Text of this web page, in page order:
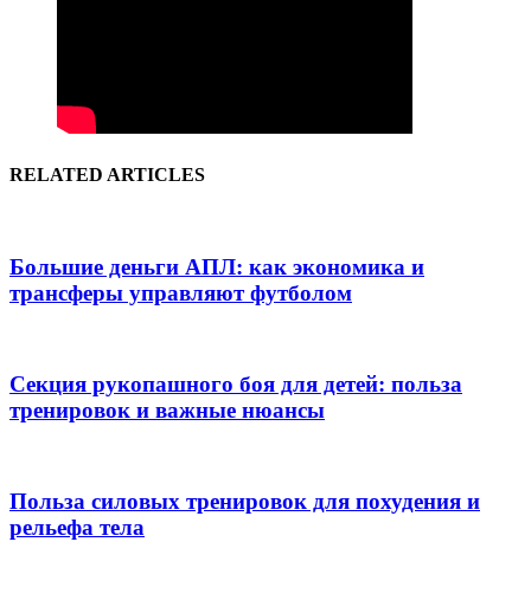
RELATED ARTICLES
Большие деньги АПЛ: как экономика и
трансферы управляют футболом
Секция рукопашного боя для детей: польза
тренировок и важные нюансы
Польза силовых тренировок для похудения и
рельефа тела